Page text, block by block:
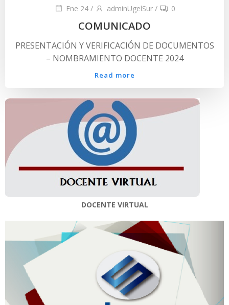
Ene 24 / adminUgelSur / 0
COMUNICADO
PRESENTACIÓN Y VERIFICACIÓN DE DOCUMENTOS
– NOMBRAMIENTO DOCENTE 2024
Read more
DOCENTE VIRTUAL